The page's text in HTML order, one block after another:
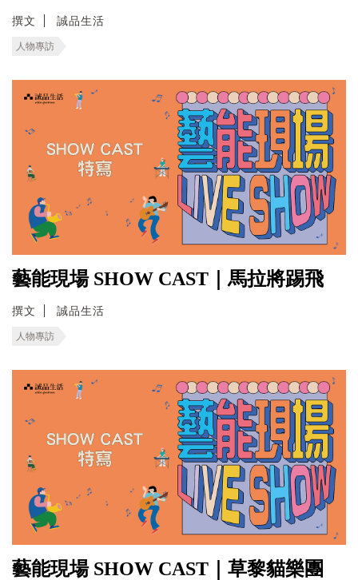
撰文 誠品生活
人物專訪
藝能現場 SHOW CAST｜馬拉將踢飛
撰文 誠品生活
人物專訪
藝能現場 SHOW CAST｜草黎貓樂團